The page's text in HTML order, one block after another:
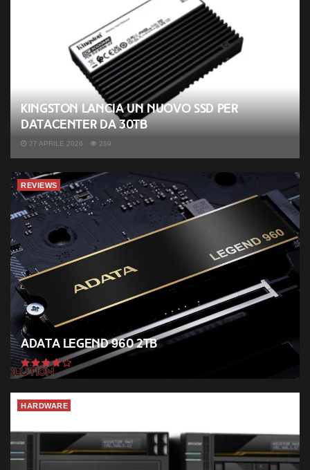
Kingston lancia un nuovo SSD per
datacenter da 30TB
27 APRILE 2026 269
REVIEWS
ADATA Legend 960 2TB
HARDWARE